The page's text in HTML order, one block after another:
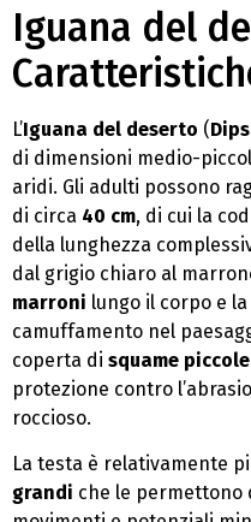
Iguana del
L’Iguana del deserto (
di dimensioni medio-
aridi. Gli adulti possono
di circa 40 cm, di cui la
della lunghezza
dal grigio chiaro al
marroni lungo il corpo e
camuffamento nel
coperta di squame
protezione contro
roccioso.
La testa è relativamente
grandi che le permettono